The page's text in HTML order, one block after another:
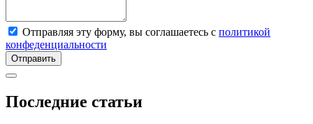
Отправляя эту форму, вы соглашаетесь с политикой
конфеденциальности
Отправить
Последние статьи